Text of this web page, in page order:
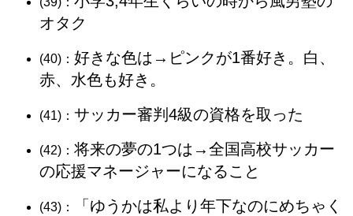
オタク
(40)： 好きな色は→ピンクが1番好き。白、
赤、水色も好き。
(41)： サッカー審判4級の資格を取った
(42)： 将来の夢の1つは→全国高校サッカー
の応援マネージャーになること
(43)：
「ゆうかは私より年下なのにめちゃく